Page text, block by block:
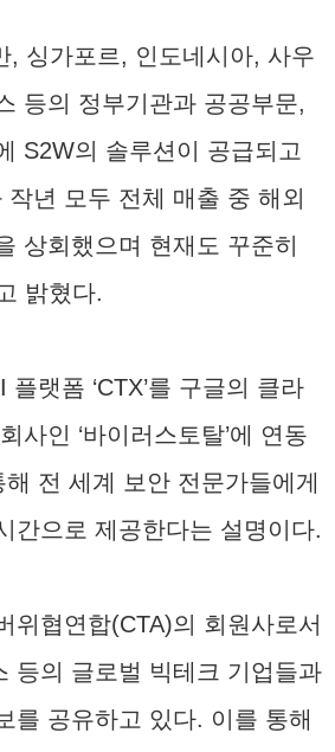
, 싱가포르, 인도네시아, 사우
등의 정부기관과 공공부문,
S2W의 솔루션이 공급되고
작년 모두 전체 매출 중 해외
상회했으며 현재도 꾸준히
밝혔다.
플랫폼 ‘CTX’를 구글의 클라
사인 ‘바이러스토탈’에 연동
전 세계 보안 전문가들에게
간으로 제공한다는 설명이다.
위협연합(CTA)의 회원사로서
등의 글로벌 빅테크 기업들과
를 공유하고 있다. 이를 통해